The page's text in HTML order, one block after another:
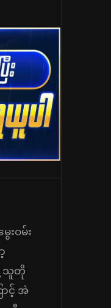
ဝမ်း
သူတို
င့် အဲ